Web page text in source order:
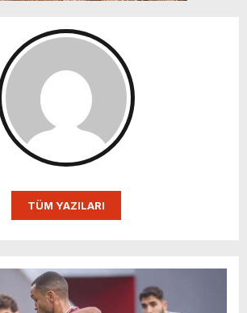
TÜM YAZILARI